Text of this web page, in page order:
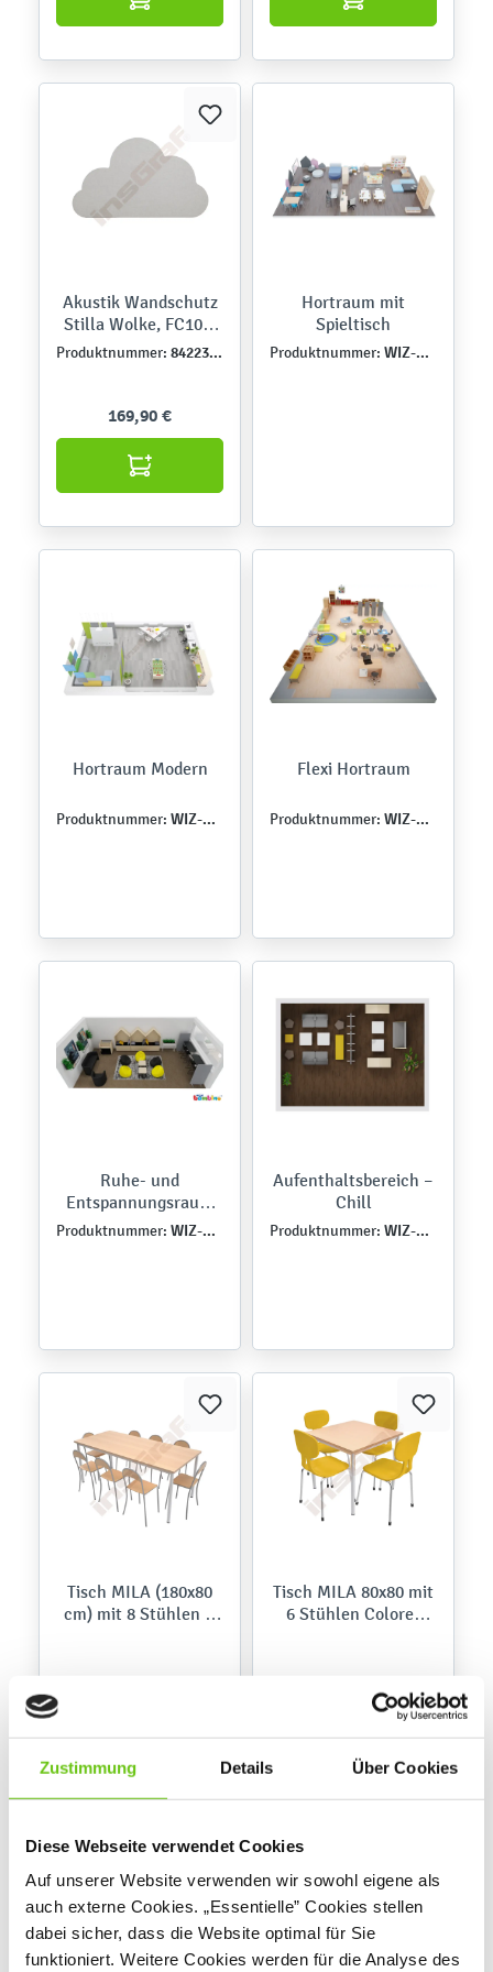
Zustimmung Details Über Cookies
Diese Webseite verwendet Cookies
Auf unserer Website verwenden wir sowohl eigene als
auch externe Cookies. „Essentielle” Cookies stellen
dabei sicher, dass die Website optimal für Sie
funktioniert. Weitere Cookies werden für die Analyse des
Akustik Wandschutz
Stilla Wolke, FC106,
pastellgrau
Produktnummer: 842234-FC106
169,90 €
Hortraum mit
Spieltisch
Produktnummer: WIZ-SZK-MB-0018
Hortraum Modern
Produktnummer: WIZ-SZK-QU-0002
Flexi Hortraum
Produktnummer: WIZ-SZK-FL-0003
Ruhe- und
Entspannungsraum
für Schulen
Produktnummer: WIZ-SZK-MB-0076
Aufenthaltsbereich –
Chill
Produktnummer: WIZ-SZA-MB-0029
Tisch MILA (180x80
cm) mit 8 Stühlen P,
Tisch MILA 80x80 mit
6 Stühlen Colores
663,50 € - 703,50 €